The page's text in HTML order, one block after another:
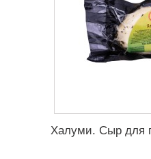
Халуми. Сыр для